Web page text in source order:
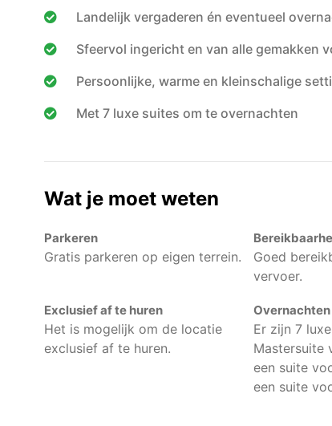
Landelijk vergaderen én eventueel
Sfeervol ingericht en van alle gemakken
Persoonlijke, warme en kleinschalige
Met 7 luxe suites om te overnachten
Wat je moet weten
Parkeren
Gratis parkeren op eigen terrein.
Goed
vervoer.
Exclusief af te huren
Het is mogelijk om de locatie
exclusief af te huren.
Er zijn 7
Mastersuite
een suite
een suite